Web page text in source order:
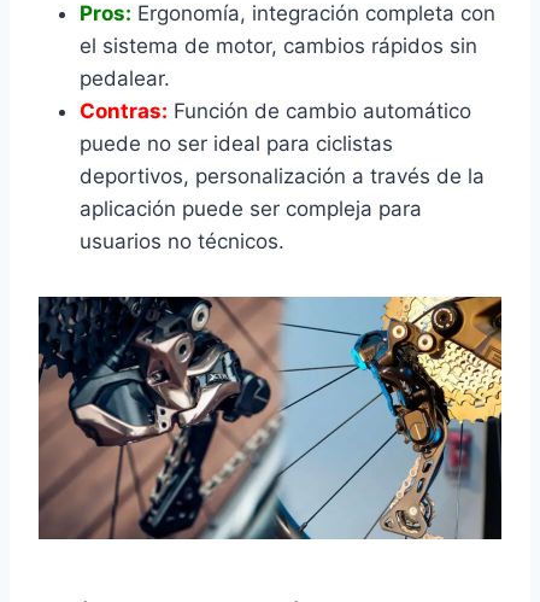
Pros: Ergonomía, integración completa con
el sistema de motor, cambios rápidos sin
pedalear.
Contras: Función de cambio automático
puede no ser ideal para ciclistas
deportivos, personalización a través de la
aplicación puede ser compleja para
usuarios no técnicos.